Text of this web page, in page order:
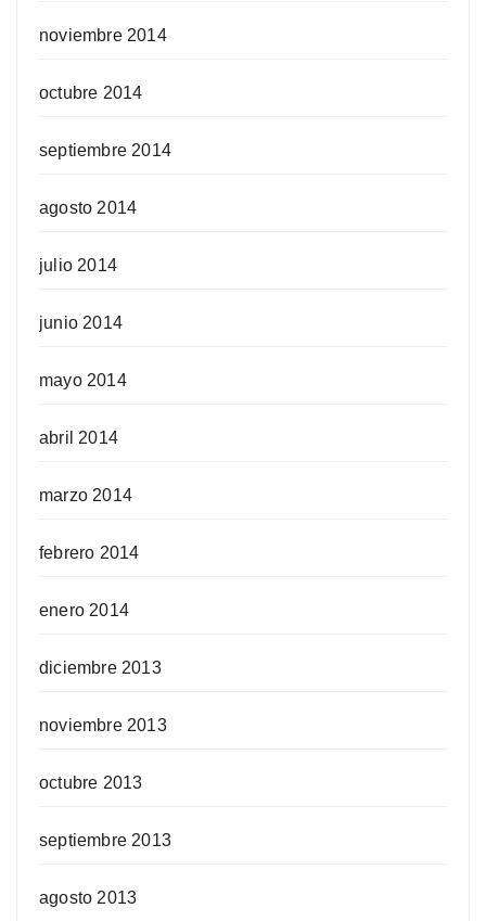
noviembre 2014
octubre 2014
septiembre 2014
agosto 2014
julio 2014
junio 2014
mayo 2014
abril 2014
marzo 2014
febrero 2014
enero 2014
diciembre 2013
noviembre 2013
octubre 2013
septiembre 2013
agosto 2013